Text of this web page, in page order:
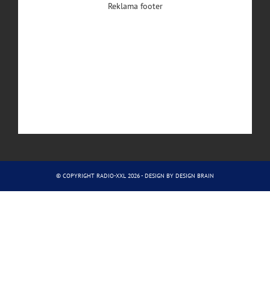
Reklama footer
© COPYRIGHT RADIO-XXL 2026 - DESIGN BY DESIGN BRAIN